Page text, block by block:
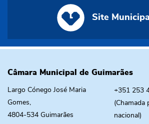
Site Municipal
Câmara Municipal de Guimarães
Largo Cónego José Maria
Gomes,
4804-534 Guimarães
+351 253
(Chamada
nacional)